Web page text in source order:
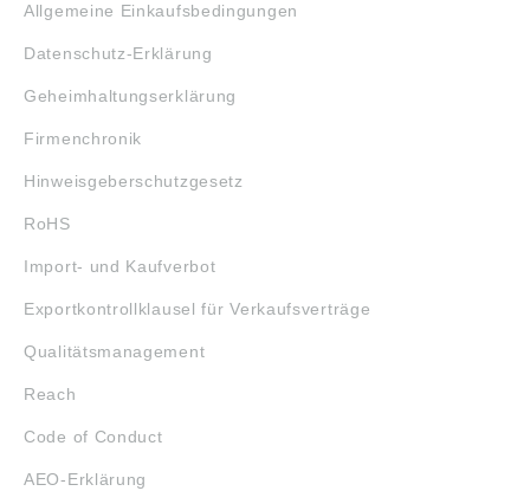
Allgemeine Einkaufsbedingungen
Datenschutz-Erklärung
Geheimhaltungserklärung
Firmenchronik
Hinweisgeberschutzgesetz
RoHS
Import- und Kaufverbot
Exportkontrollklausel für Verkaufsverträge
Qualitätsmanagement
Reach
Code of Conduct
AEO-Erklärung